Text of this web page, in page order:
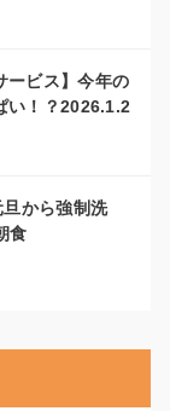
ービス】今年の
い！？2026.1.2
旦から強制洗
食